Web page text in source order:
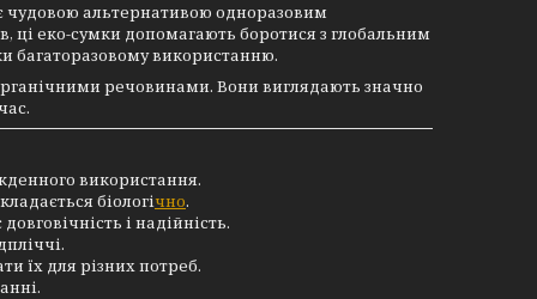
чудовою альтернативою одноразовим
ці еко-сумки допомагають боротися з глобальним
багаторазовому використанню.
речовинами. Вони виглядають значно
використання.
біологічно.
і надійність.
їх для різних потреб.